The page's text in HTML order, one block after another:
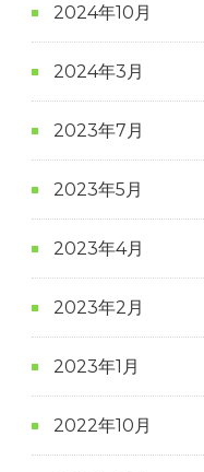
2024年10月
2024年3月
2023年7月
2023年5月
2023年4月
2023年2月
2023年1月
2022年10月